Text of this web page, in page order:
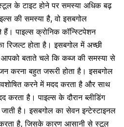
के टाइट होने पर समस्या अधिक बढ़
की समस्या है, वो इसबगोल
पाइल्स क्रोनिक कॉन्स्टिपेशन
होता है। इसबगोल में अच्छी
आपको बताते चले किकब्ज की समस्या से
करना बहुत जरूरी होता है । इसबगोल
करने में मदद करता है और साथ
करता है। पाइल्स के दौरानब्लीडिंग
जाती है। इसबगोल का सेवन इन्टेस्टाइनल
है, जिसके कारण आसानी से स्टूल